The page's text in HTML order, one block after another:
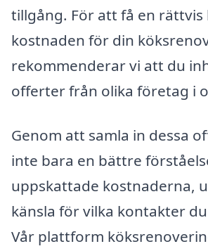
tillgång. För att få en rättvis
kostnaden för din
rekommenderar vi att du
offerter från olika företag i
Genom att samla in dessa
inte bara en bättre
uppskattade kostnaderna,
känsla för vilka kontakter
Vår plattform